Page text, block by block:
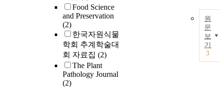
Food Science
and Preservation
(2)
한국자원식물
학회 추계학술대
회 자료집 (2)
The Plant
Pathology Journal
(2)
원
문
보
기
3